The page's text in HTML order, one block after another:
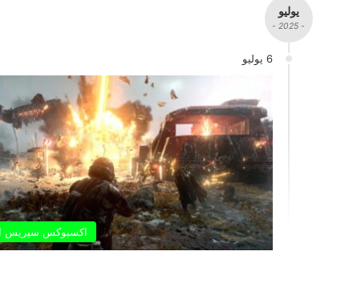
يوليو
- 2025 -
6 يوليو
اكسبوكس سيريس